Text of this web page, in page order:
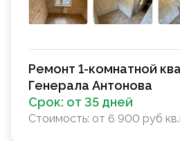
Ремонт 1-комнатной
Генерала Антонова
Срок: от 35 дней
Стоимость: от 6 900 руб